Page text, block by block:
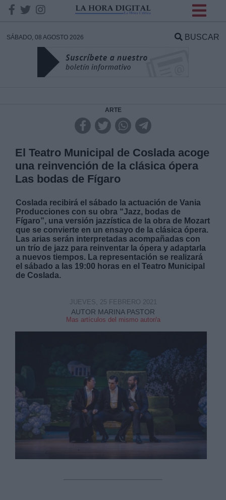
SÁBADO, 08 AGOSTO 2026 BUSCAR
ARTE
El Teatro Municipal de Coslada acoge
una reinvención de la clásica ópera
Las bodas de Fígaro
Coslada recibirá el sábado la actuación de Vania
Producciones con su obra “Jazz, bodas de
Fígaro”, una versión jazzística de la obra de Mozart
que se convierte en un ensayo de la clásica ópera.
Las arias serán interpretadas acompañadas con
un trío de jazz para reinventar la ópera y adaptarla
a nuevos tiempos. La representación se realizará
el sábado a las 19:00 horas en el Teatro Municipal
de Coslada.
AUTOR MARINA PASTOR
Mas artículos del mismo autor/a
JUEVES, 25 FEBRERO 2021
DATOS
Responsable:
Legitimación:
Destinatarios:
link